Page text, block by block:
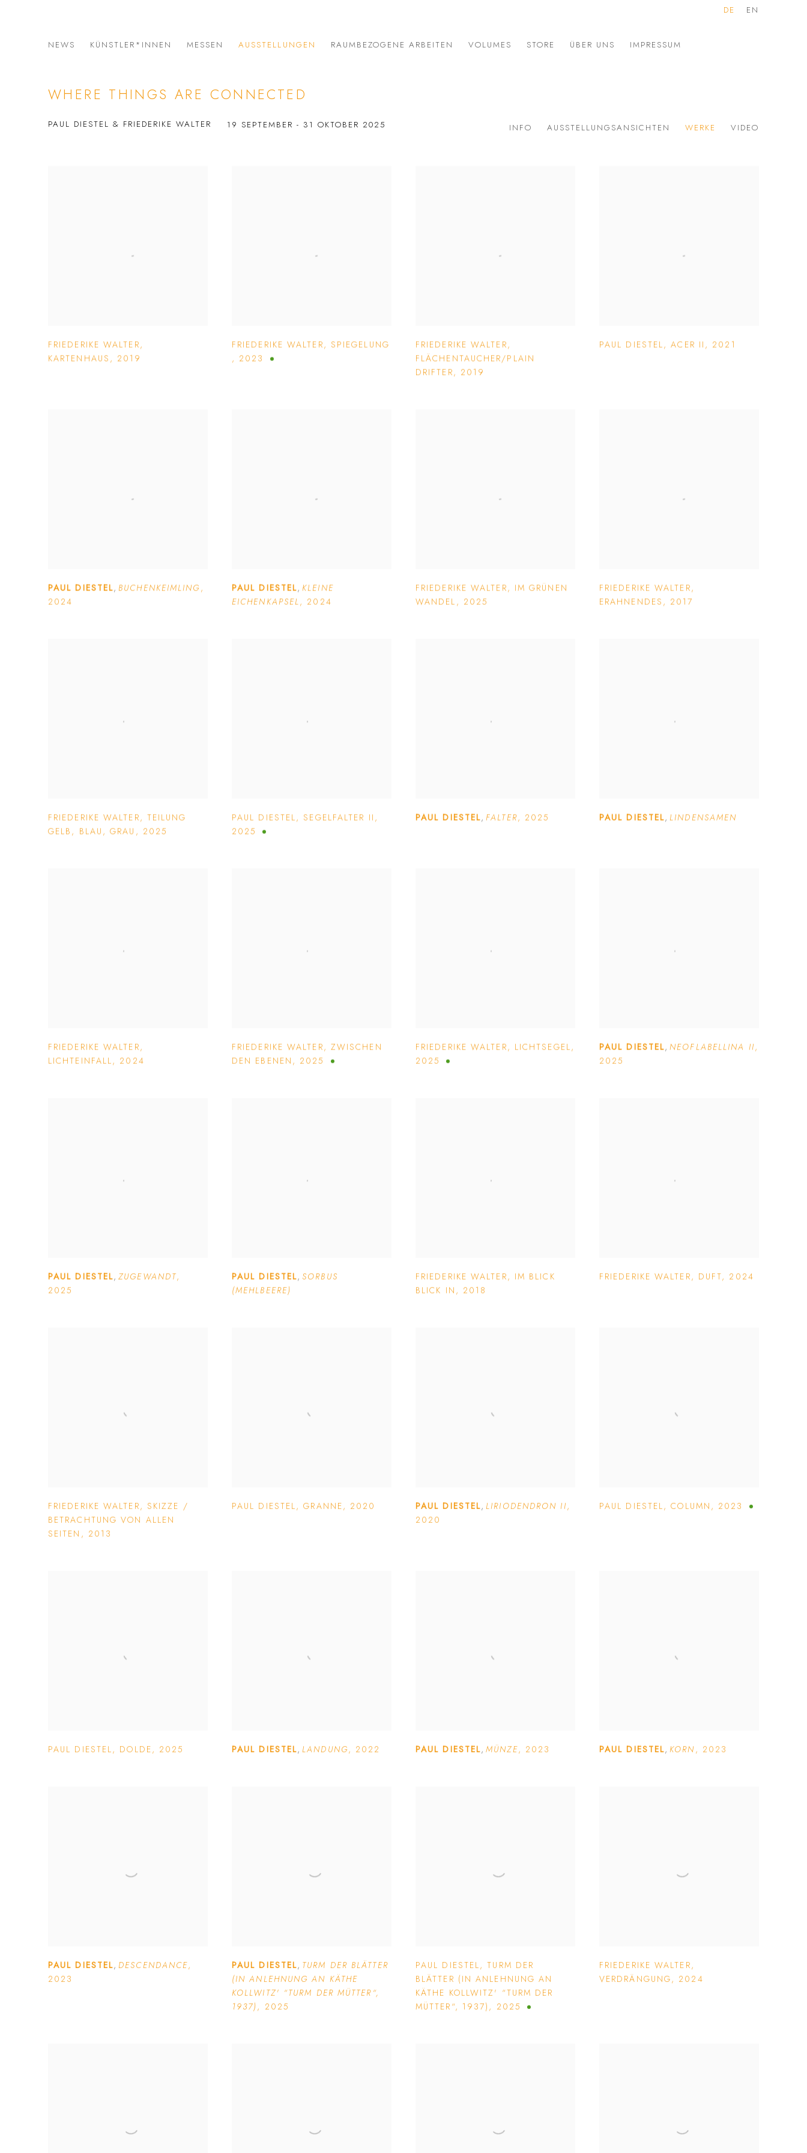
NEWS KÜNSTLER*INNEN MESSEN AUSSTELLUNGEN RAUMBEZOGENE ARBEITEN VOLUMES STORE ÜBER UNS IMPRESSUM
DE EN
WHERE THINGS ARE CONNECTED
PAUL DIESTEL & FRIEDERIKE WALTER 19 SEPTEMBER - 31 OKTOBER 2025 INFO AUSSTELLUNGSANSICHTEN WERKE VIDEO
FRIEDERIKE WALTER,
KARTENHAUS , 2019
FRIEDERIKE WALTER, SPIEGELUNG
, 2023
FRIEDERIKE WALTER,
FLÄCHENTAUCHER/PLAIN
DRIFTER, 2019
PAUL DIESTEL,ACER II , 2021
PAUL DIESTEL,BUCHENKEIMLING ,
2024
PAUL DIESTEL,KLEINE
EICHENKAPSEL, 2024
FRIEDERIKE WALTER, IM GRÜNEN
WANDEL , 2025
FRIEDERIKE WALTER,
ERAHNENDES , 2017
FRIEDERIKE WALTER, TEILUNG
GELB , BLAU ,GRAU , 2025
PAUL DIESTEL, SEGELFALTER II ,
2025
PAUL DIESTEL, FALTER, 2025 PAUL DIESTEL,LINDENSAMEN
FRIEDERIKE WALTER,
LICHTEINFALL, 2024
FRIEDERIKE WALTER, ZWISCHEN
DEN EBENEN , 2025
FRIEDERIKE WALTER, LICHTSEGEL,
2025
PAUL DIESTEL,NEOFLABELLINA II,
2025
PAUL DIESTEL,ZUGEWANDT,
2025
PAUL DIESTEL,SORBUS
(MEHLBEERE)
FRIEDERIKE WALTER, IM BLICK
BLICK IN , 2018
FRIEDERIKE WALTER, DUFT, 2024
FRIEDERIKE WALTER, SKIZZE /
BETRACHTUNG VON ALLEN
SEITEN , 2013
PAUL DIESTEL,GRANNE, 2020 PAUL DIESTEL,LIRIODENDRON II,
2020
PAUL DIESTEL,COLUMN , 2023
PAUL DIESTEL, DOLDE, 2025 PAUL DIESTEL,LANDUNG, 2022 PAUL DIESTEL,MÜNZE, 2023 PAUL DIESTEL,KORN, 2023
PAUL DIESTEL,DESCENDANCE,
2023
PAUL DIESTEL, TURM DER BLÄTTER
(IN ANLEHNUNG AN KÄTHE
KOLLWITZ' “TURM DER MÜTTER“,
1937), 2025
PAUL DIESTEL,TURM DER
BLÄTTER (IN ANLEHNUNG AN
KÄTHE KOLLWITZ' “TURM DER
MÜTTER“, 1937) , 2025
FRIEDERIKE WALTER,
VERDRÄNGUNG, 2024